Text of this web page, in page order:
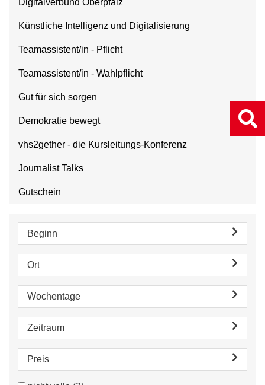
Digitalverbund Oberpfalz
Künstliche Intelligenz und Digitalisierung
Teamassistent/in - Pflicht
Teamassistent/in - Wahlpflicht
Gut für sich sorgen
Demokratie bewegt
vhs2gether - die Kursleitungs-Konferenz
Journalist Talks
Gutschein
Beginn
Ort
Wochentage
Zeitraum
Preis